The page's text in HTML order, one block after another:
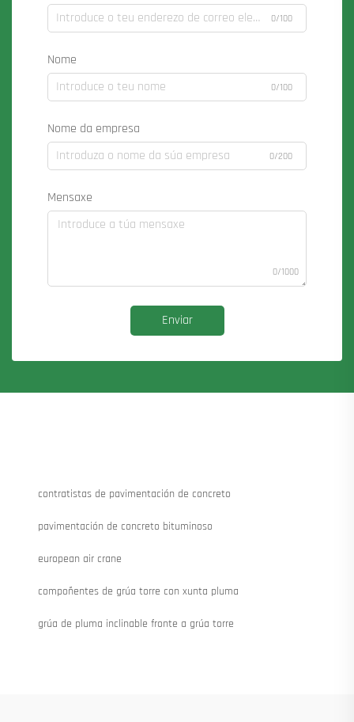
0/100
Nome
0/100
Nome da empresa
0/200
Mensaxe
0/1000
Enviar
contratistas de pavimentación de concreto
pavimentación de concreto bituminoso
european air crane
compoñentes de grúa torre con xunta pluma
grúa de pluma inclinable fronte a grúa torre